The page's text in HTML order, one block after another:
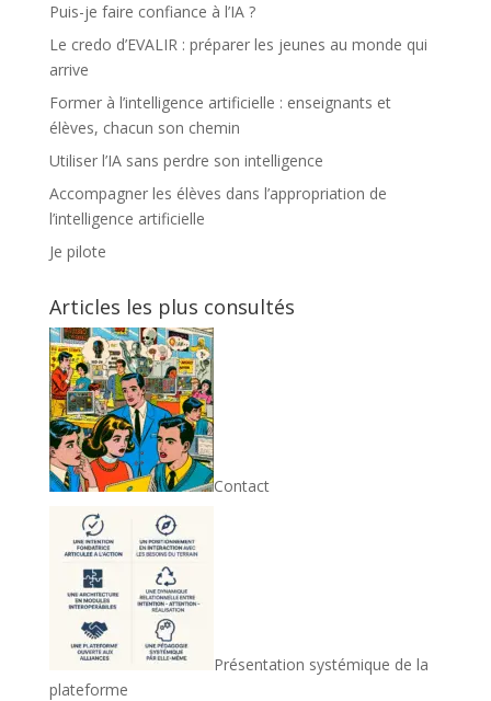
Puis-je faire confiance à l’IA ?
Le credo d’EVALIR : préparer les jeunes au monde qui
arrive
Former à l’intelligence artificielle : enseignants et
élèves, chacun son chemin
Utiliser l’IA sans perdre son intelligence
Accompagner les élèves dans l’appropriation de
l’intelligence artificielle
Je pilote
Articles les plus consultés
Contact
Présentation systémique de la
plateforme